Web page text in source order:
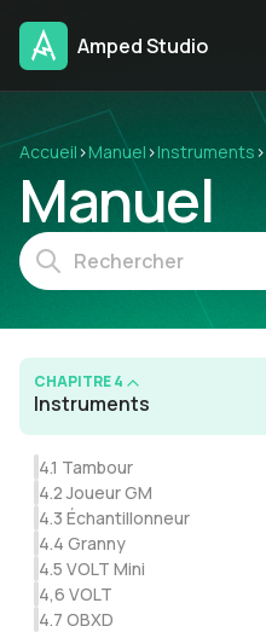
Amped Studio
Accueil ›Manuel ›Instruments ›
Manuel
CHAPITRE 4
Instruments
4.1 Tambour
4.2 Joueur GM
4.3 Échantillonneur
4.4 Granny
4.5 VOLT Mini
4,6 VOLT
4.7 OBXD